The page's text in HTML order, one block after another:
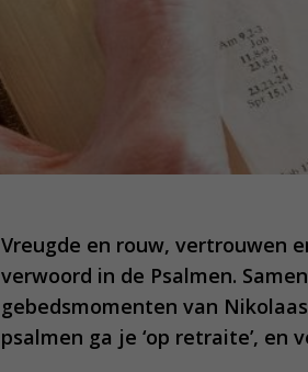
Vreugde en rouw, vertrouwen
verwoord in de Psalmen.
gebedsmomenten van Nikolaas
psalmen ga je ‘op retraite’, en